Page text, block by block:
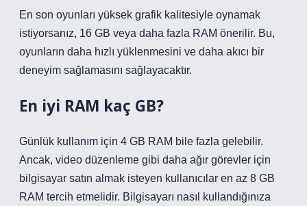
En son oyunları yüksek grafik kalitesiyle oynamak
istiyorsanız, 16 GB veya daha fazla RAM önerilir. Bu,
oyunların daha hızlı yüklenmesini ve daha akıcı bir
deneyim sağlamasını sağlayacaktır.
En iyi RAM kaç GB?
Günlük kullanım için 4 GB RAM bile fazla gelebilir.
Ancak, video düzenleme gibi daha ağır görevler için
bilgisayar satın almak isteyen kullanıcılar en az 8 GB
RAM tercih etmelidir. Bilgisayarı nasıl kullandığınıza